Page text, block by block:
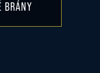
BRÁNY